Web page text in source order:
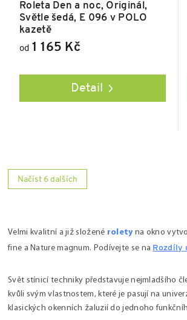
Roleta Den a noc, Originál,
Světle šedá, E 096 v POLO
kazetě
od 1 165 Kč
Detail
d
c
p
v
k
Načíst 6 dalších
Velmi kvalitní a již složené rolety na okno
fine a Nature magnum. Podívejte se na Rozdíly
Svět stínicí techniky představuje nejmladšího
kvůli svým vlastnostem, které je pasují na
klasických okenních žaluzií do jednoho